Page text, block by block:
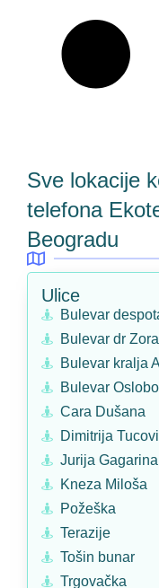
Sve lokacije
telefona
Beogradu
Ulice
Bulevar
Bulevar dr
Bulevar kralja
Bulevar
Cara Dušana
Dimitrija
Jurija Gagarina
Kneza Miloša
Požeška
Terazije
Tošin bunar
Trgovačka